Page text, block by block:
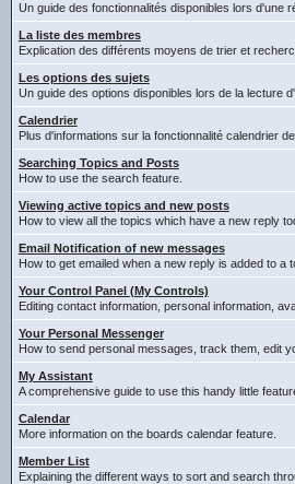
Un guide des fonctionnalités disponibles lors d'une
La liste des membres
Explication des différents moyens de trier et
Les options des sujets
Un guide des options disponibles lors de la lecture
Calendrier
Plus d'informations sur la fonctionnalité calendrier
Searching Topics and Posts
How to use the search feature.
Viewing active topics and new posts
How to view all the topics which have a new reply
Email Notification of new messages
How to get emailed when a new reply is added to a
Your Control Panel (My Controls)
Editing contact information, personal information,
Your Personal Messenger
How to send personal messages, track them, edit
My Assistant
A comprehensive guide to use this handy little
Calendar
More information on the boards calendar feature.
Member List
Explaining the different ways to sort and search